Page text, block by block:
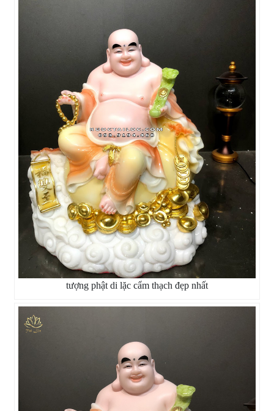
tượng phật di lặc cẩm thạch đẹp nhất